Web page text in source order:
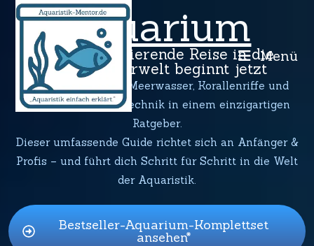
Menü
Aquarium
Deine faszinierende Reise in die
Unterwasserwelt beginnt jetzt
Erlebe Süßwasser, Meerwasser, Korallenriffe und
moderne Aquarientechnik in einem einzigartigen
Ratgeber.
Dieser umfassende Guide richtet sich an Anfänger &
Profis – und führt dich Schritt für Schritt in die Welt
der Aquaristik.
Bestseller-Aquarium-Komplettset
ansehen*